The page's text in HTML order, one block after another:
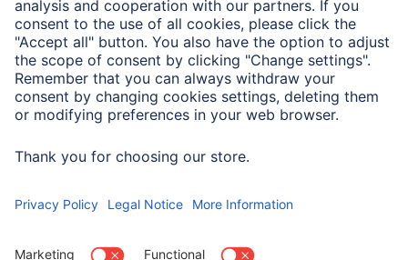
Proszę sprawdzić informacje o produkcie lub instrukcję
obsługi urządzenia końcowego lub skontaktować się z
producentem, aby dowiedzieć się, czy smartfon
obsługuje technologię PD (Power Delivery) lub